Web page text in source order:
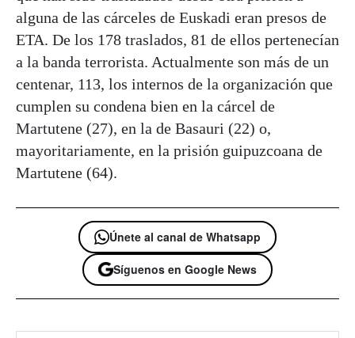
alguna de las cárceles de Euskadi eran presos de
ETA. De los 178 traslados, 81 de ellos pertenecían
a la banda terrorista. Actualmente son más de un
centenar, 113, los internos de la organización que
cumplen su condena bien en la cárcel de
Martutene (27), en la de Basauri (22) o,
mayoritariamente, en la prisión guipuzcoana de
Martutene (64).
Únete al canal de Whatsapp
Síguenos en Google News